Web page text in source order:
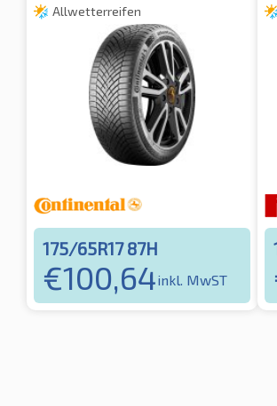
Allwetterreifen
175/65R17 87H
€100,64inkl. MwST